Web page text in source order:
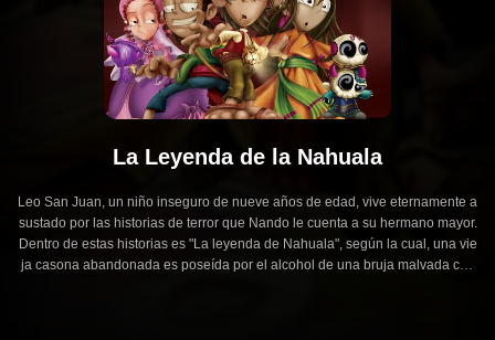
La Leyenda de la Nahuala
Leo San Juan, un niño inseguro de nueve años de edad, vive eternamente a
sustado por las historias de terror que Nando le cuenta a su hermano mayor.
Dentro de estas historias es "La leyenda de Nahuala", según la cual, una vie
ja casona abandonada es poseída por el alcohol de una bruja malvada con